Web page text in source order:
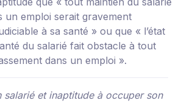
un emploi serait gravement
à sa santé » ou que « l’état
du salarié fait obstacle à tout
dans un emploi ».
salarié et inaptitude à occuper son